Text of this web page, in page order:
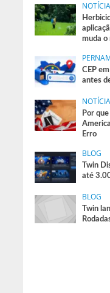
muda o
CEP
antes
Por
Erro
BLOG
Twin
até
BLOG
Twin